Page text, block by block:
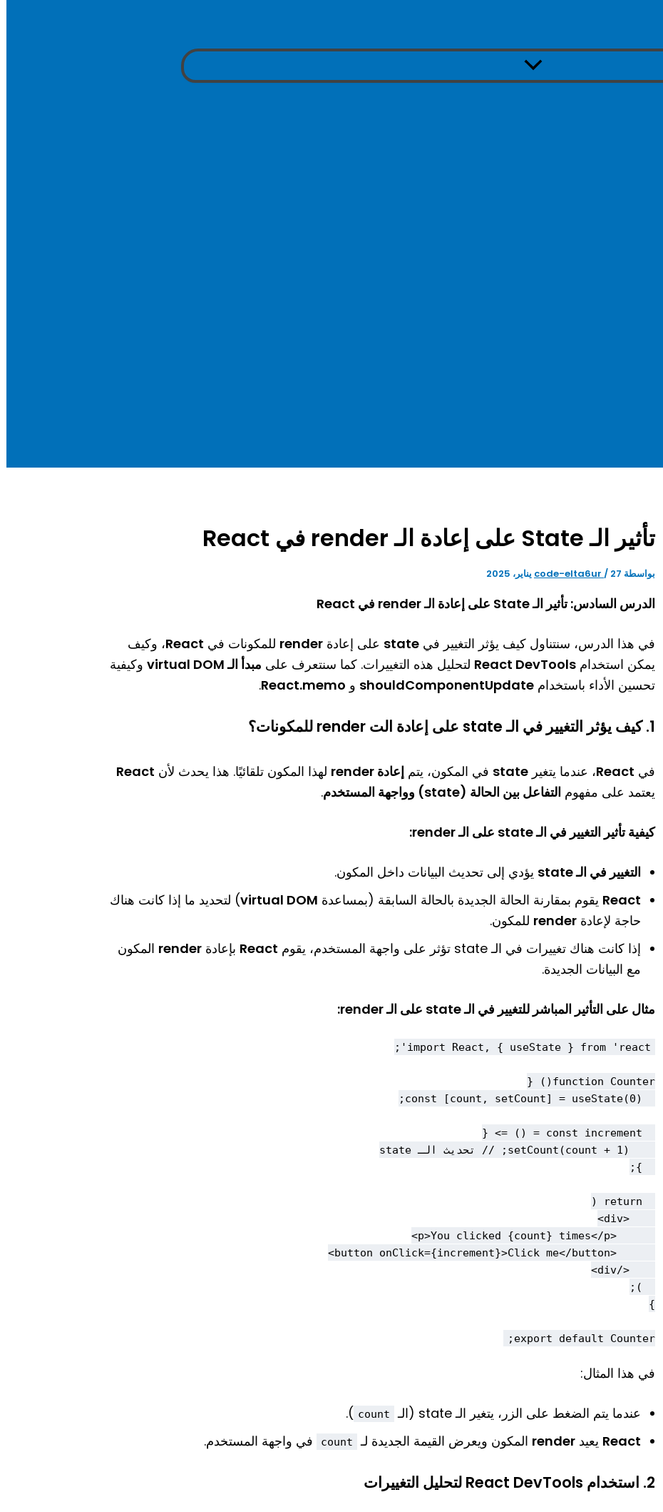
تأثير الـ State على إعادة الـ render في React
بواسطة code-elta6ur / 27 يناير، 2025
الدرس السادس: تأثير الـ State على إعادة الـ render في React
في هذا الدرس، سنتناول كيف يؤثر التغيير في state على إعادة render للمكونات في React، وكيف
يمكن استخدام React DevTools لتحليل هذه التغييرات. كما سنتعرف على مبدأ الـ virtual DOM
وكيفية
تحسين الأداء باستخدام shouldComponentUpdate و React.memo
.
1. كيف يؤثر التغيير في الـ state على إعادة الت render للمكونات؟
في React، عندما يتغير state في المكون، يتم إعادة render لهذا المكون تلقائيًا. هذا يحدث لأن React
يعتمد على مفهوم التفاعل بين الحالة (state) وواجهة المستخدم .
كيفية تأثير التغيير في الـ state على الـ render:
التغيير في الـ state
يؤدي إلى تحديث البيانات داخل المكون.
React يقوم بمقارنة الحالة الجديدة بالحالة السابقة (بمساعدة virtual DOM) لتحديد ما إذا كانت هناك
حاجة لإعادة render للمكون.
إذا كانت هناك تغييرات في الـ state تؤثر على واجهة المستخدم، يقوم
React بإعادة render المكون
مع البيانات الجديدة.
مثال على التأثير المباشر للتغيير في الـ state على الـ render:
export default Counter;
في هذا المثال:
عندما يتم الضغط على الزر، يتغير الـ state (الـ count
).
React يعيد render المكون ويعرض القيمة الجديدة لـ count في واجهة المستخدم.
2. استخدام React DevTools لتحليل التغييرات